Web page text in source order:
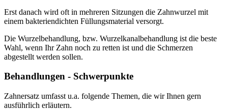
Erst danach wird oft in mehreren Sitzungen die Zahnwurzel mit
einem bakteriendichten Füllungsmaterial versorgt.
Die Wurzelbehandlung, bzw. Wurzelkanalbehandlung ist die beste
Wahl, wenn Ihr Zahn noch zu retten ist und die Schmerzen
abgestellt werden sollen.
Behandlungen - Schwerpunkte
Zahnersatz umfasst u.a. folgende Themen, die wir Ihnen gern
ausführlich erläutern.